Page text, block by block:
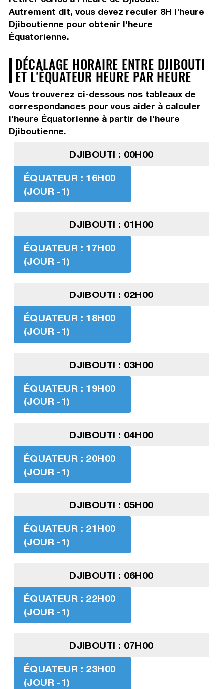
Autrement dit, vous devez reculer 8H l'heure
Djiboutienne pour obtenir l'heure
Équatorienne.
DÉCALAGE HORAIRE ENTRE DJIBOUTI
ET L'ÉQUATEUR HEURE PAR HEURE
Vous trouverez ci-dessous nos tableaux de
correspondances pour vous aider à calculer
l'heure Équatorienne à partir de l'heure
Djiboutienne.
DJIBOUTI : 00H00
ÉQUATEUR : 16H00
(JOUR -1)
DJIBOUTI : 01H00
ÉQUATEUR : 17H00
(JOUR -1)
DJIBOUTI : 02H00
ÉQUATEUR : 18H00
(JOUR -1)
DJIBOUTI : 03H00
ÉQUATEUR : 19H00
(JOUR -1)
DJIBOUTI : 04H00
ÉQUATEUR : 20H00
(JOUR -1)
DJIBOUTI : 05H00
ÉQUATEUR : 21H00
(JOUR -1)
DJIBOUTI : 06H00
ÉQUATEUR : 22H00
(JOUR -1)
DJIBOUTI : 07H00
ÉQUATEUR : 23H00
(JOUR -1)